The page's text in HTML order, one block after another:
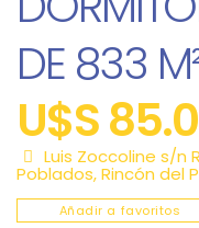
DE 833
U$S
Luis Zoccoline s/n
Poblados,Rincón del
Añadir a favoritos